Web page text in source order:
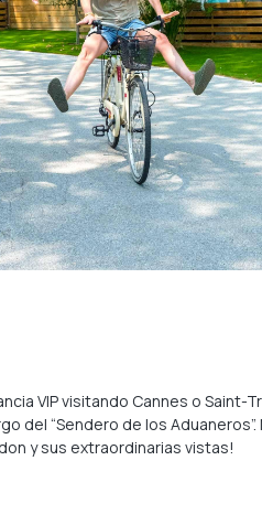
VIP visitando Cannes o
del “Sendero de los
y sus extraordinarias vistas!